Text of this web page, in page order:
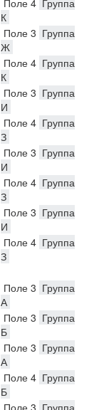
Поле 4 Группа
К
Поле 3 Группа
Ж
Поле 4 Группа
К
Поле 3 Группа
И
Поле 4 Группа
З
Поле 3 Группа
И
Поле 4 Группа
З
Поле 3 Группа
И
Поле 4 Группа
З
Поле 3 Группа
А
Поле 3 Группа
Б
Поле 3 Группа
А
Поле 4 Группа
Б